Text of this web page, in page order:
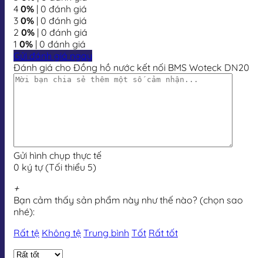
4 0% | 0 đánh giá
3 0% | 0 đánh giá
2 0% | 0 đánh giá
1 0% | 0 đánh giá
Gửi đánh giá ngay
Đánh giá cho Đồng hồ nước kết nối BMS Woteck DN20
Gửi hình chụp thực tế
0 ký tự (Tối thiểu 5)
+
Bạn cảm thấy sản phẩm này như thế nào? (chọn sao
nhé):
Rất tệ Không tệ Trung bình Tốt Rất tốt